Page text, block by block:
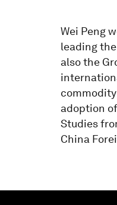
Wei Peng
leading
also the
adoption
Studies
China